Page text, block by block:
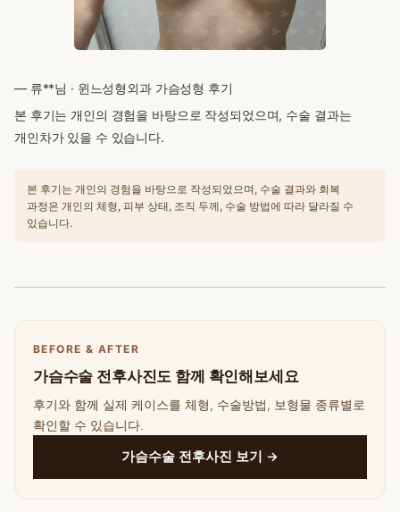
— 류**님 · 윈느성형외과 가슴성형 후기
본 후기는 개인의 경험을 바탕으로 작성되었으며, 수술 결과는
개인차가 있을 수 있습니다.
본 후기는 개인의 경험을 바탕으로 작성되었으며, 수술 결과와 회복
과정은 개인의 체형, 피부 상태, 조직 두께, 수술 방법에 따라 달라질 수
있습니다.
BEFORE & AFTER
가슴수술 전후사진도 함께 확인해보세요
후기와 함께 실제 케이스를 체형, 수술방법, 보형물 종류별로
확인할 수 있습니다.
가슴수술 전후사진 보기 →